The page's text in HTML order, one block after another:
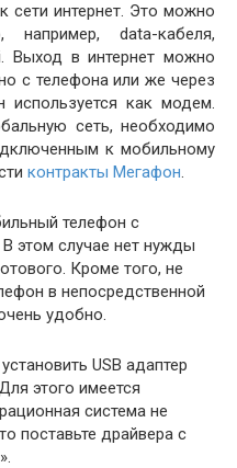
сети интернет. Это можно
data-кабеля,
Выход в интернет можно
с телефона или же через
как модем.
сеть, необходимо
к мобильному
контракты Мегафон.
телефон с
этом случае нет нужды
Кроме того, не
в непосредственной
удобно.
USB адаптер
этого имеется
система не
поставьте драйвера с